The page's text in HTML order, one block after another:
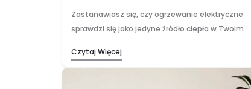
Zastanawiasz się, czy ogrzewanie elektryczne
sprawdzi się jako jedyne źródło ciepła w Twoim
mitów. Najpopularniejszy z nich mówi, że to
Czytaj Więcej